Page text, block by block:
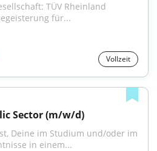
TÜV Rheinland
für...
Vollzeit
Sector (m/w/d)
Deine im Studium und/oder im
in einem...